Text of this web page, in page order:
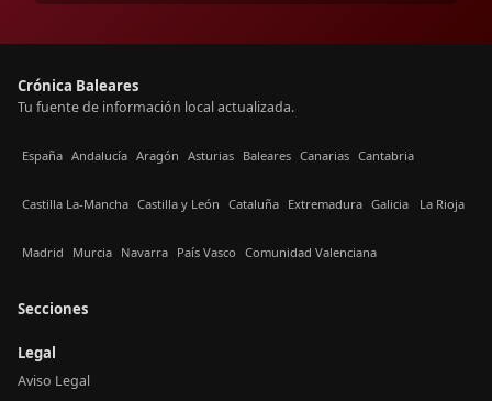
Crónica Baleares
Tu fuente de información local actualizada.
España Andalucía Aragón Asturias Baleares Canarias Cantabria
Castilla La-Mancha Castilla y León Cataluña Extremadura Galicia La Rioja
Madrid Murcia Navarra País Vasco Comunidad Valenciana
Secciones
Legal
Aviso Legal